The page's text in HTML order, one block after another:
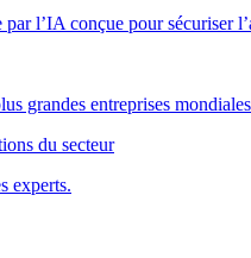
l’IA conçue pour sécuriser
grandes entreprises
du secteur
experts.